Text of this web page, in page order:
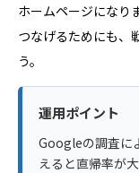
ホームページになり
つなげるためにも、
う。
運用ポイント
Googleの調査に
えると直帰率が